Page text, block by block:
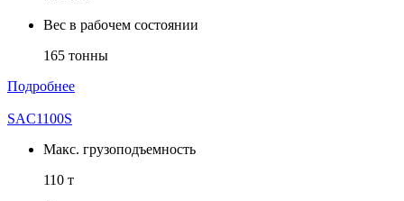
Вес в рабочем состоянии
165 тонны
Подробнее
SAC1100S
Макс. грузоподъемность
110 т